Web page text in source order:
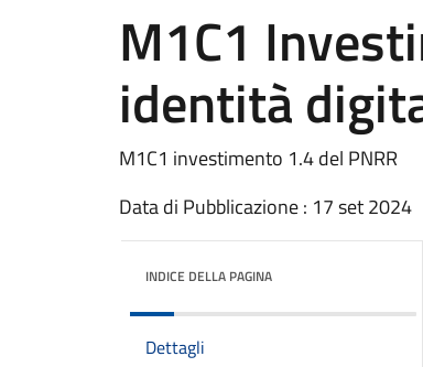
M1C1
identità
M1C1 investimento 1.4 del PNRR
Data di Pubblicazione : 17 set 2024
INDICE DELLA PAGINA
Dettagli